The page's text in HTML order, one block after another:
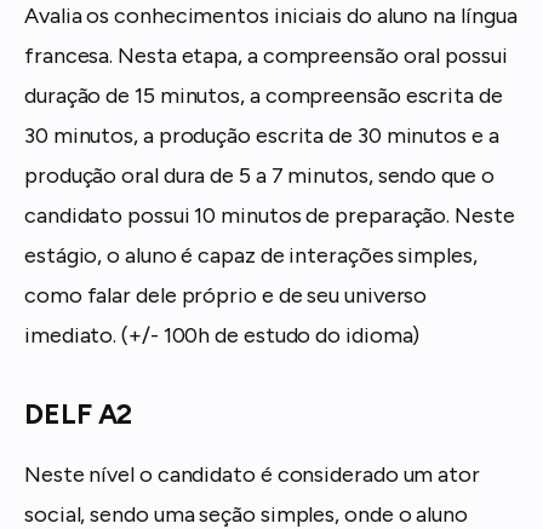
Avalia os conhecimentos iniciais do aluno na língua
francesa. Nesta etapa, a compreensão oral possui
duração de 15 minutos, a compreensão escrita de
30 minutos, a produção escrita de 30 minutos e a
produção oral dura de 5 a 7 minutos, sendo que o
candidato possui 10 minutos de preparação. Neste
estágio, o aluno é capaz de interações simples,
como falar dele próprio e de seu universo
imediato. (+/- 100h de estudo do idioma)
DELF A2
Neste nível o candidato é considerado um ator
social, sendo uma seção simples, onde o aluno